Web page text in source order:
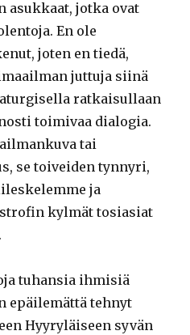
asukkaat, jotka ovat
En ole
joten en tiedä,
juttuja siinä
ratkaisullaan
toimivaa dialogia.
tai
se toiveiden tynnyri,
ja
kylmät tosiasiat
tuhansia ihmisiä
epäilemättä tehnyt
Hyyryläiseen syvän